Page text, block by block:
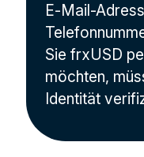
E-Mail-
Sie frxUSD
möchten,
Identität